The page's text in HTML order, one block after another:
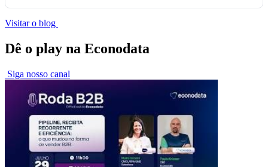
Visitar o blog
Dê o play na Econodata
Siga nosso canal